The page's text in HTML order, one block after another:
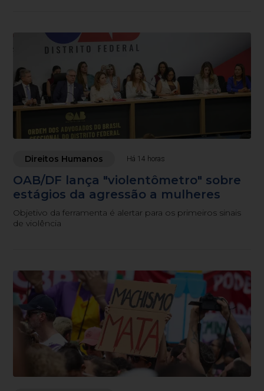
Direitos Humanos Há 14 horas
OAB/DF lança "violentômetro" sobre
estágios da agressão a mulheres
Objetivo da ferramenta é alertar para os primeiros sinais
de violência